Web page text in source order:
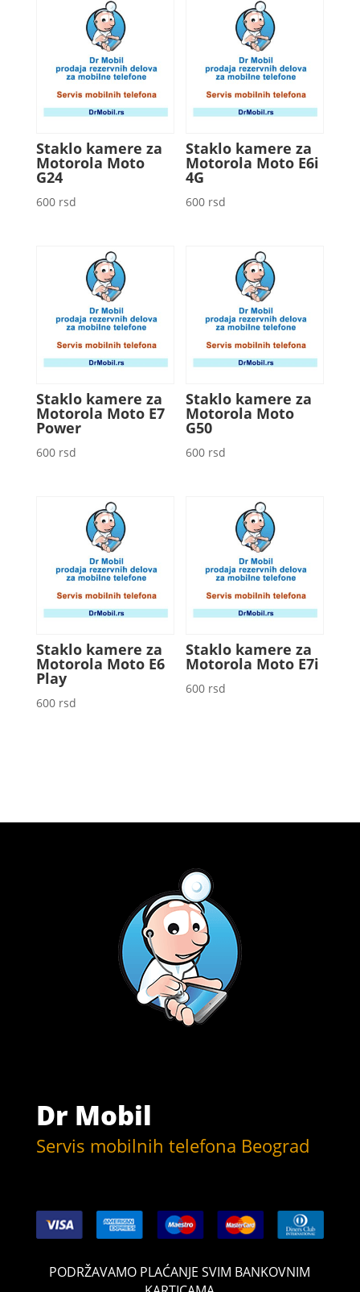
Staklo kamere za
Motorola Moto
G24
600 rsd
Staklo kamere za
Motorola Moto E6i
4G
600 rsd
Staklo kamere za
Motorola Moto E7
Power
600 rsd
Staklo kamere za
Motorola Moto
G50
600 rsd
Staklo kamere za
Motorola Moto E6
Play
600 rsd
Staklo kamere za
Motorola Moto E7i
600 rsd
Dr Mobil
Servis mobilnih telefona Beograd
PODRŽAVAMO PLAĆANJE SVIM BANKOVNIM